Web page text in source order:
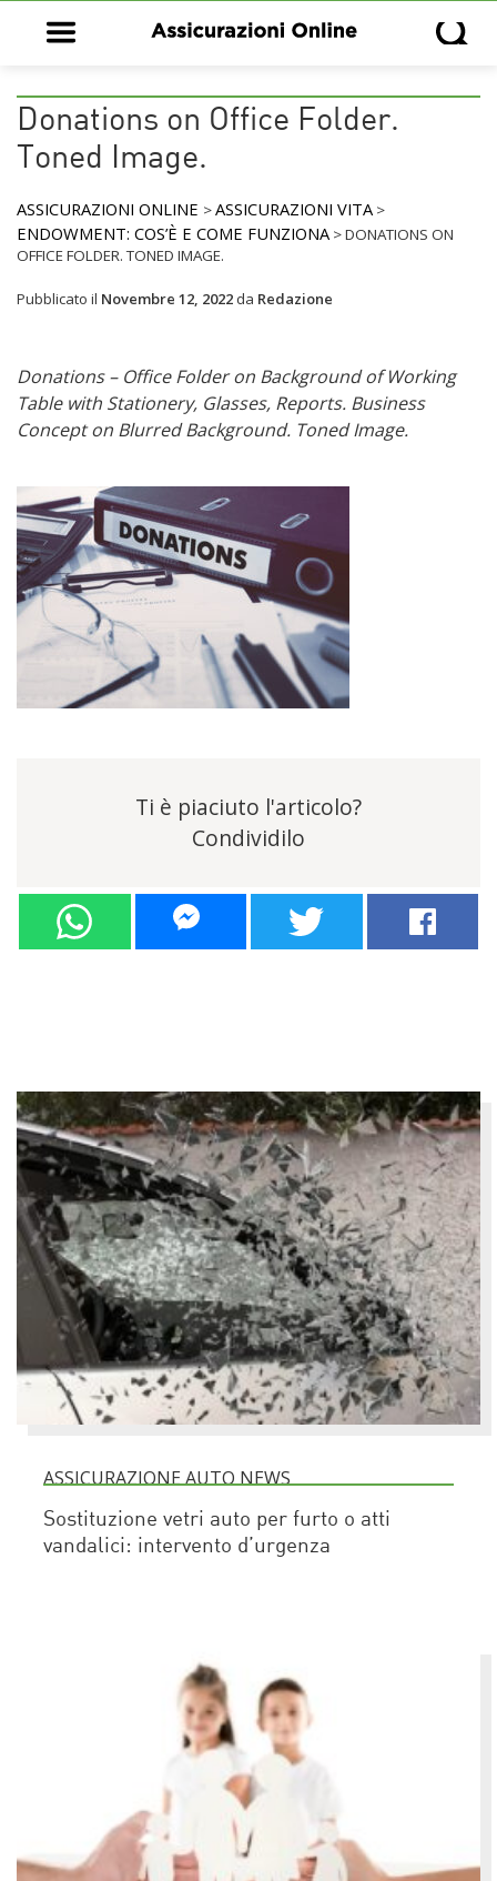
Open main menu Open
Donations on Office Folder.
Toned Image.
ASSICURAZIONI ONLINE >ASSICURAZIONI VITA >
ENDOWMENT: COS’È E COME FUNZIONA >DONATIONS ON
OFFICE FOLDER. TONED IMAGE.
Pubblicato il Novembre 12, 2022 da Redazione
Donations – Office Folder on Background of Working
Table with Stationery, Glasses, Reports. Business
Concept on Blurred Background. Toned Image.
Ti è piaciuto l'articolo?
Condividilo
ASSICURAZIONE AUTO NEWS
Sostituzione vetri auto per furto o atti
vandalici: intervento d’urgenza